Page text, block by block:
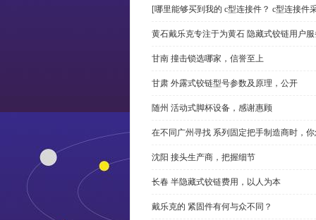
[哪里能够买到我的 c型连接件？ c型连接件
黄石戴乐克专注于为黄石 隐藏式铰链用户
甘南 撞击锁选哪家，信誉至上
甘肃 外露式铰链型号参数及原理，公开
随州 活动式脚杯设备，感谢惠顾
在不同广州寻找 系列固定把手制造商时，
沈阳 接头生产商，把握细节
长春 半隐藏式铰链费用，以人为本
戴乐克的 紧固件有何与众不同？